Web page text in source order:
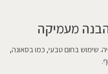
מעמיקה
שימוש בחום טבעי, כמו בסאונה,